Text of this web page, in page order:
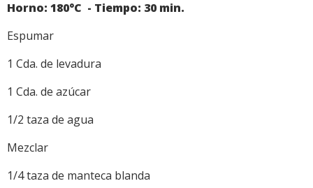
Horno: 180°C - Tiempo: 30 min.
Espumar
1 Cda. de levadura
1 Cda. de azúcar
1/2 taza de agua
Mezclar
1/4 taza de manteca blanda